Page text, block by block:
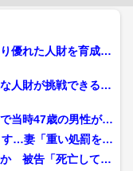
優れた人財を育成す
人財が挑戦できる組
当時47歳の男性が死
す…妻「重い処罰を」
か 被告「死亡しても